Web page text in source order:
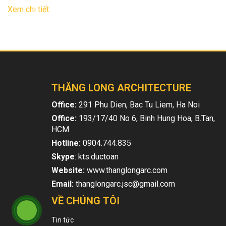
Xem chi tiết
THĂNG LONG ARCHITECTURE
Office: 291 Phu Dien, Bac Tu Liem, Ha Noi
Office: 193/17/40 No 6, Binh Hung Hoa, B.Tan,
HCM
Hotline: 0904.744.835
Skype: kts.ductoan
Website: www.thanglongarc.com
Email: thanglongarc.jsc@gmail.com
VỀ CHÚNG TÔI
Tin tức